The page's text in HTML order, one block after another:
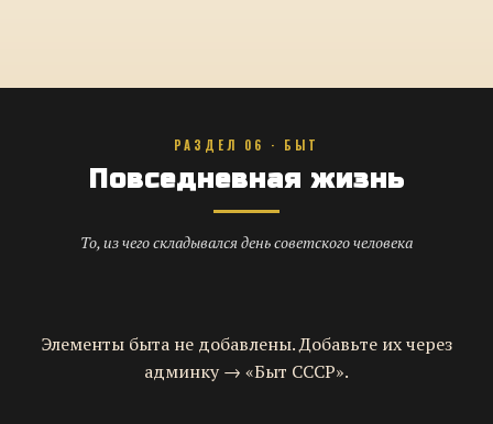
РАЗДЕЛ 06 · БЫТ
Повседневная жизнь
То, из чего складывался день советского человека
Элементы быта не добавлены. Добавьте их через
админку → «Быт СССР».